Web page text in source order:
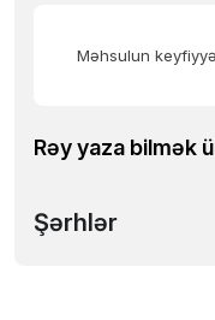
Məhsulun
Rəy yaza bilmək
Şərhlər